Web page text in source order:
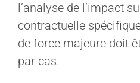
l’analyse de l’impact
contractuelle
de force majeure doit
par cas.